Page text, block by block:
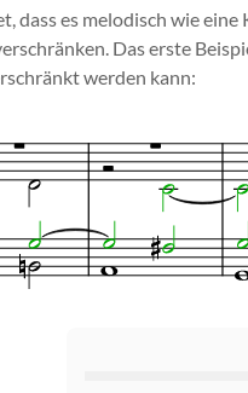
dass es melodisch wie
Das erste
werden kann: